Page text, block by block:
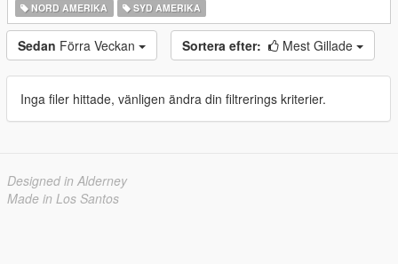
NORD AMERIKA
SYD AMERIKA
Sedan Förra Veckan Sortera efter: Mest Gillade
Inga filer hittade, vänligen ändra din filtrerings kriterier.
Designed in Alderney
Made in Los Santos